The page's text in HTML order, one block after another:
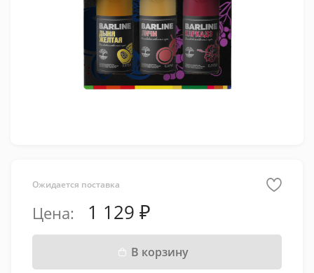
Ожидается поставка
Цена: 1 129
В корзину